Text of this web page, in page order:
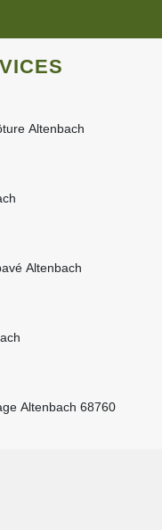
Altenbach
Altenbach
Altenbach 68760